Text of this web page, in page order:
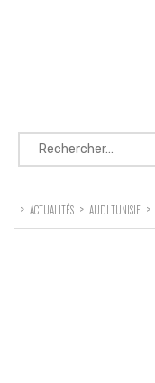
Rechercher :
> ACTUALITÉS > AUDI TUNISIE >